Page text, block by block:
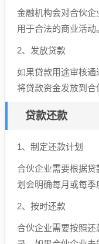
金融机构会对合伙
用于合法的商业活动
2、发放贷款
如果贷款用途审核通
将贷款资金发放到合
贷款还款
1、制定还款计划
合伙企业需要根据
划会明确每月或每季
2、按时还款
合伙企业需要按照